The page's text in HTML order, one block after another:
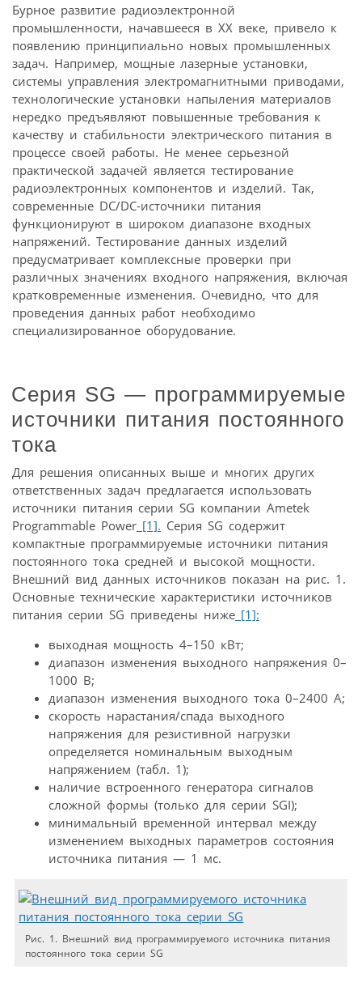
Бурное развитие радиоэлектронной
промышленности, начавшееся в XX веке, привело к
появлению принципиально новых промышленных
задач. Например, мощные лазерные установки,
системы управления электромагнитными приводами,
технологические установки напыления материалов
нередко предъявляют повышенные требования к
качеству и стабильности электрического питания в
процессе своей работы. Не менее серьезной
практической задачей является тестирование
радиоэлектронных компонентов и изделий. Так,
современные DC/DC-источники питания
функционируют в широком диапазоне входных
напряжений. Тестирование данных изделий
предусматривает комплексные проверки при
различных значениях входного напряжения, включая
кратковременные изменения. Очевидно, что для
проведения данных работ необходимо
специализированное оборудование.
Серия SG — программируемые
источники питания постоянного
тока
Для решения описанных выше и многих других
ответственных задач предлагается использовать
источники питания серии SG компании Ametek
Programmable Power [1]. Серия SG содержит
компактные программируемые источники питания
постоянного тока средней и высокой мощности.
Внешний вид данных источников показан на рис. 1.
Основные технические характеристики источников
питания серии SG приведены ниже [1]:
выходная мощность 4–150 кВт;
диапазон изменения выходного напряжения 0–
1000 В;
диапазон изменения выходного тока 0–2400 А;
скорость нарастания/спада выходного
напряжения для резистивной нагрузки
определяется номинальным выходным
напряжением (табл. 1);
наличие встроенного генератора сигналов
сложной формы (только для серии SGI);
минимальный временной интервал между
изменением выходных параметров состояния
источника питания — 1 мс.
Рис. 1. Внешний вид программируемого источника питания
постоянного тока серии SG